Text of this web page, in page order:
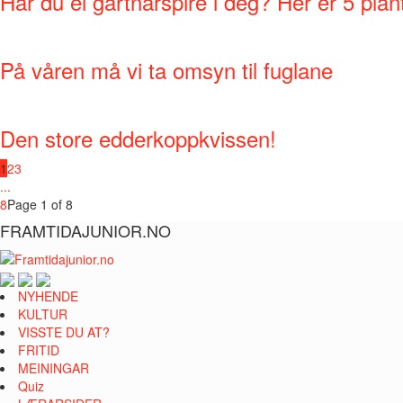
På våren må vi ta omsyn til fuglane
Den store edderkoppkvissen!
123
...
8Page 1 of 8
FRAMTIDAJUNIOR.NO
NYHENDE
KULTUR
VISSTE DU AT?
FRITID
MEININGAR
Quiz